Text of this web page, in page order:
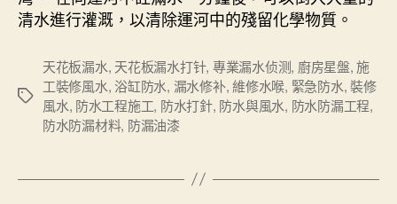
清水進行灌溉，以清除運河中的殘留化學物質。
Tags
天花板漏水, 天花板漏水打针, 專業漏水侦测, 廚房星盤,施
工裝修風水, 浴缸防水, 漏水修补,維修水喉, 緊急防水,裝修
風水, 防水工程施工, 防水打針, 防水與風水, 防水防漏工程,
防水防漏材料, 防漏油漆